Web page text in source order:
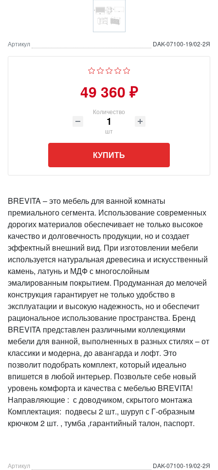
Артикул DAK-07100-19/02-2Я
49 360 ₽
Количество
шт
КУПИТЬ
BREVITA – это мебель для ванной комнаты
премиального сегмента. Использование современных
дорогих материалов обеспечивает не только высокое
качество и долговечность продукции, но и создает
эффектный внешний вид. При изготовлении мебели
используется натуральная древесина и искусственный
камень, латунь и МДФ с многослойным
эмалированным покрытием. Продуманная до мелочей
конструкция гарантирует не только удобство в
эксплуатации и высокую надежность, но и обеспечит
рациональное использование пространства. Бренд
BREVITA представлен различными коллекциями
мебели для ванной, выполненных в разных стилях – от
классики и модерна, до авангарда и лофт. Это
позволит подобрать комплект, который идеально
впишется в любой интерьер. Позвольте себе новый
уровень комфорта и качества с мебелью BREVITA!
Направляющие : с доводчиком, скрытого монтажа
Комплектация: подвесы 2 шт., шуруп с Г-образным
крючком 2 шт. , тумба ,гарантийный талон, паспорт.
Артикул
DAK-07100-19/02-2Я